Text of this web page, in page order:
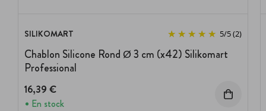
SILIKOMART 5/5(2)
Chablon Silicone Rond Ø 3 cm (x42) Silikomart
Professional
16,39 €
En stock